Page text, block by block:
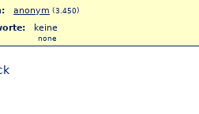
anonym (3.450)
keine
none